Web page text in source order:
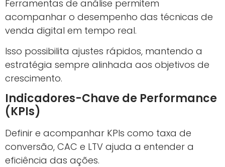
Oferecer múltiplas opções de pagamento,
abandono de carrinho.
digitais e autenticação segura gera confiança
e agilidade na venda online.